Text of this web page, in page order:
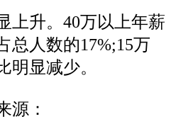
上升。40万以上年薪
总人数的17%;15万
明显减少。
源：